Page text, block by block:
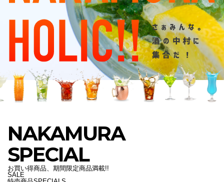
NAKAMURA
SPECIAL
お買い得商品、期間限定商品満載!!
SALE